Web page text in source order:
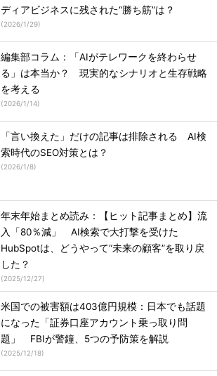
ディアビジネスに残された“勝ち筋”は？
(2026/1/29)
編集部コラム：「AIがテレワークを終わらせ
る」は本当か？ 現実的なシナリオと生存戦略
を考える
(2026/1/14)
「言い換えた」だけの記事は排除される AI検
索時代のSEO対策とは？
(2026/1/8)
年末年始まとめ読み：【ヒット記事まとめ】流
入「80％減」 AI検索で大打撃を受けた
HubSpotは、どうやって“未来の顧客”を取り戻
した？
(2025/12/27)
米国での被害額は403億円規模：日本でも話題
になった「証券口座アカウント乗っ取り問
題」 FBIが警鐘、5つの予防策を解説
(2025/12/18)